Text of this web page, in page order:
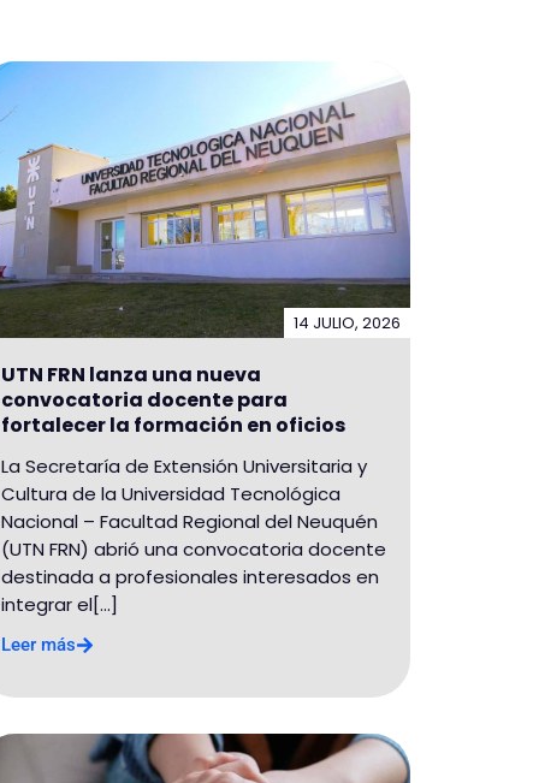
14 JULIO, 2026
UTN FRN lanza una nueva
convocatoria docente para
fortalecer la formación en oficios
La Secretaría de Extensión Universitaria y
Cultura de la Universidad Tecnológica
Nacional – Facultad Regional del Neuquén
(UTN FRN) abrió una convocatoria docente
destinada a profesionales interesados en
integrar el[...]
Leer más